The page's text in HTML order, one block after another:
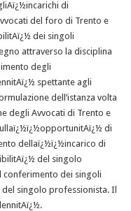
di
del foro di Trento e
dei singoli
attraverso la disciplina
degli
spettante agli
dell’istanza volta
degli Avvocati di Trento e
di
dellaï¿½ï¿½incarico di
del singolo
conferimento dei singoli
singolo professionista. Il